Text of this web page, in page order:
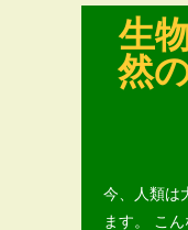
生
然
今、人類は
ます。 こ